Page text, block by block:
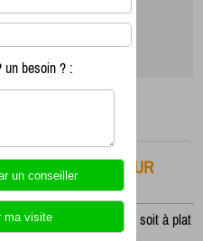
AVEC MITIGEUR
soit en angle de murs soit à plat
un besoin ? :